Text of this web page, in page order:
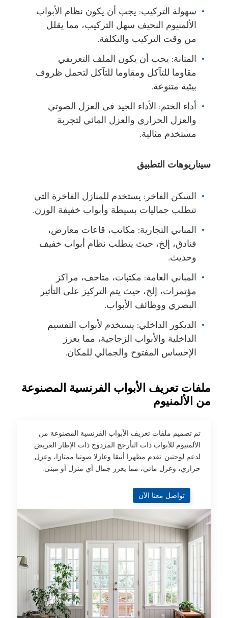
سهولة التركيب: يجب أن يكون نظام الأبواب
الألمنيوم النحيف سهل التركيب، مما يقلل
من وقت التركيب والتكلفة.
المتانة: يجب أن يكون الملف التعريفي
مقاوما للتآكل ومقاوما للتآكل لتحمل ظروف
بيئية متنوعة.
أداء الختم: الأداء الجيد في العزل الصوتي
والعزل الحراري والعزل المائي لتجربة
مستخدم مثالية.
سيناريوهات التطبيق
السكن الفاخر: يستخدم للمنازل الفاخرة التي
تتطلب جماليات بسيطة وأبواب خفيفة الوزن.
المباني التجارية: مكاتب، قاعات معارض،
فنادق، إلخ، حيث يتطلب نظام أبواب خفيف
وحديث.
المباني العامة: مكتبات، متاحف، مراكز
مؤتمرات، إلخ، حيث يتم التركيز على التأثير
البصري ووظائف الأبواب.
الديكور الداخلي: يستخدم لأبواب التقسيم
الداخلية والأبواب الزجاجية، مما يعزز
الإحساس المفتوح والجمالي للمكان.
ملفات تعريف الأبواب الفرنسية المصنوعة
من الألمنيوم
تم تصميم ملفات تعريف الأبواب الفرنسية المصنوعة من
الألمنيوم للأبواب ذات التأرجح المزدوج ذات الإطار العريض
لدعم لوحتين. تقدم مظهرا أنيقا وعازلا صوتيا ممتازا، وعزل
حراري، وعزل مائي، مما يعزز جمال أي منزل أو مبنى.
تواصل معنا الآن